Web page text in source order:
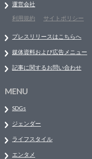
運営会社
利用規約
サイトポリシー
プレスリリースはこちらへ
媒体資料および広告メニュー
記事に関するお問い合わせ
MENU
SDGs
ジェンダー
ライフスタイル
エンタメ